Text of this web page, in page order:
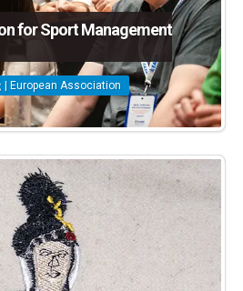
for Sport Management
| European Association